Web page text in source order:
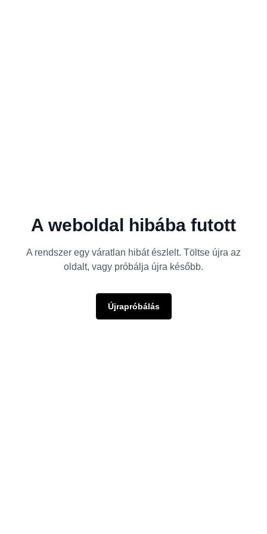
A weboldal hibába futott
A rendszer egy váratlan hibát észlelt. Töltse újra az
oldalt, vagy próbálja újra később.
Újrapróbálás